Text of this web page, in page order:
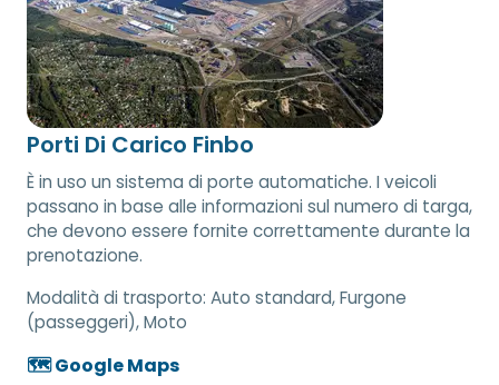
Porti Di Carico Finbo
È in uso un sistema di porte automatiche. I veicoli
passano in base alle informazioni sul numero di targa,
che devono essere fornite correttamente durante la
prenotazione.
Modalità di trasporto: Auto standard, Furgone
(passeggeri), Moto
🗺️ Google Maps